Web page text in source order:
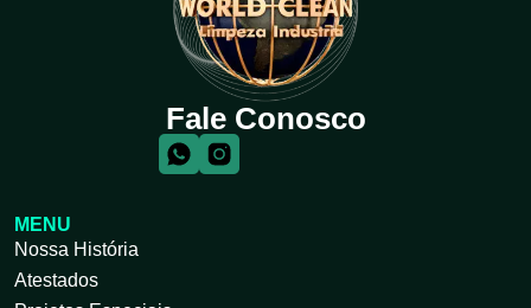
Fale Conosco
MENU
Nossa História
Atestados